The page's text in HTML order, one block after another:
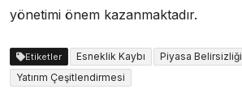
yönetimi önem kazanmaktadır.
Etiketler Esneklik Kaybı
Piyasa Belirsizliği
Yatırım Çeşitlendirmesi